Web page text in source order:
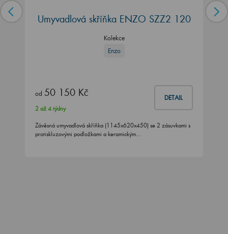
Umyvadlová skříňka ENZO SZZ2 120
Kolekce
Enzo
od 50 150 Kč DETAIL
2 až 4 týdny
Závěsná umyvadlová skříňka (1145x620x450) se 2 zásuvkami s
protiskluzovými podložkami a keramickým…